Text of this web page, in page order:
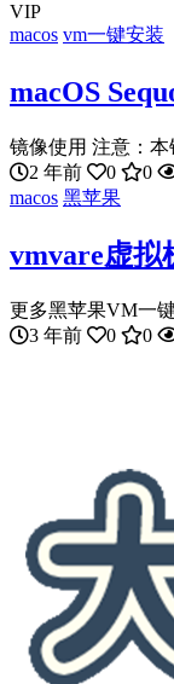
VIP
macos vm一键安装
macOS
镜像使用 注意：本
2 年前
0 0
macos 黑苹果
vmvare虚拟
更多黑苹果VM一
3 年前
0 0